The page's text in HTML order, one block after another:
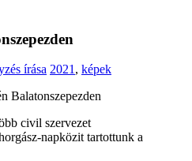
írása 2021, képek
Balatonszepezden
civil szervezet
napközit tartottunk a